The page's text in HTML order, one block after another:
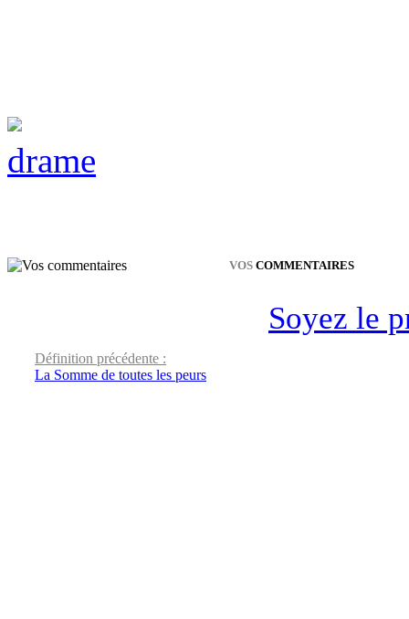
drame
VOS COMMENTAIRES
Soyez le
Définition précédente :
La Somme de toutes les peurs